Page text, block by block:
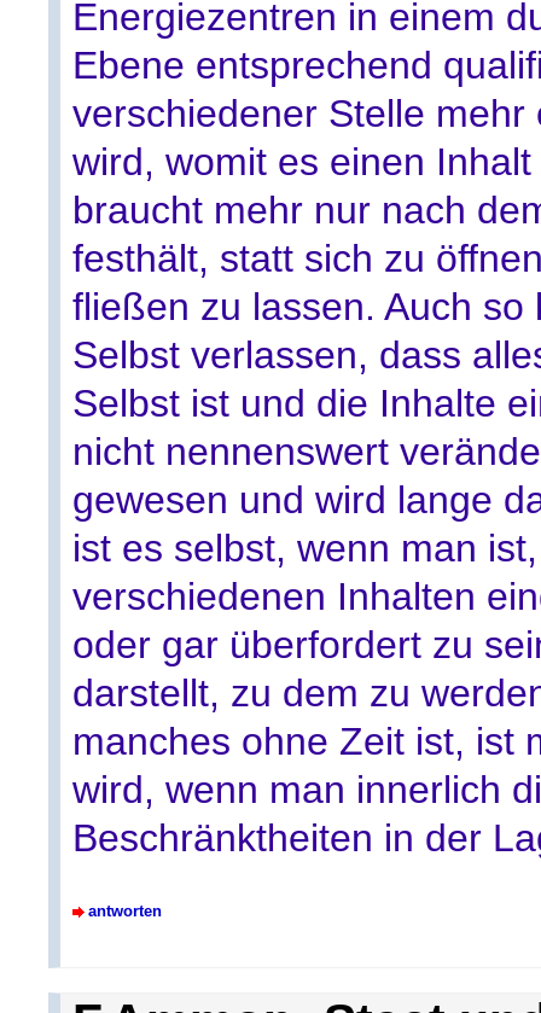
Energiezentren in einem
Ebene entsprechend
verschiedener Stelle
wird, womit es einen
braucht mehr nur nach
festhält, statt sich zu
fließen zu lassen. Auch
Selbst verlassen, dass
Selbst ist und die Inhalte
nicht nennenswert
gewesen und wird lange
ist es selbst, wenn man
verschiedenen Inhalten
oder gar überfordert zu
darstellt, zu dem zu
manches ohne Zeit ist, ist
wird, wenn man innerlich
Beschränktheiten in der
antworten